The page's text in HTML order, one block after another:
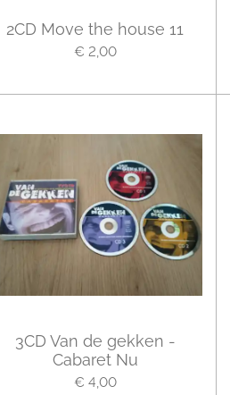
2CD Move the house 11
€ 2,00
3CD Van de gekken -
Cabaret Nu
€ 4,00